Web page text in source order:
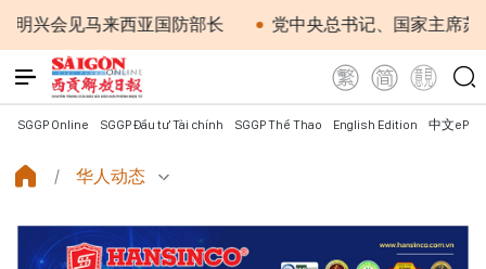
见马来西亚国防部长 党中央总书记、国家主席苏林：
SGGP Online SGGP Đầu tư Tài chính SGGP Thể Thao English Edition 中文
华人动态